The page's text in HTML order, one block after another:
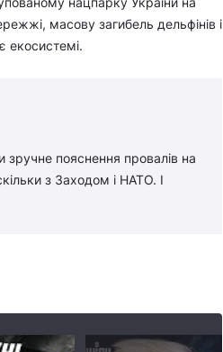
масову загибель дельфінів і
екосистемі.
зручне пояснення провалів на
з Заходом і НАТО. І